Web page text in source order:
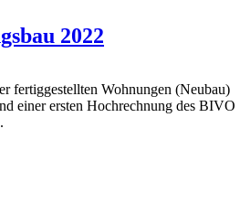
2022
fertiggestellten Wohnungen (Neubau)
einer ersten Hochrechnung des BIVO